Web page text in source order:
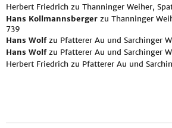
Herbert Friedrich zu Thanninger Weiher,
Hans Kollmannsberger zu Thanninger
739
Hans Wolfzu Pfatterer Au und Sarchinger
Hans Wolfzu Pfatterer Au und Sarchinger
Herbert Friedrich zu Pfatterer Au und